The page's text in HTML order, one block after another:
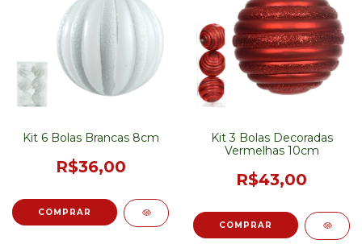
Kit 6 Bolas Brancas 8cm
R$36,00
Kit 3 Bolas Decoradas
Vermelhas 10cm
R$43,00